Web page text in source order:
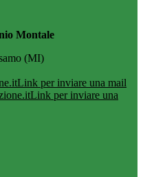
Montale
(MI)
Link per inviare una mail
Link per inviare una